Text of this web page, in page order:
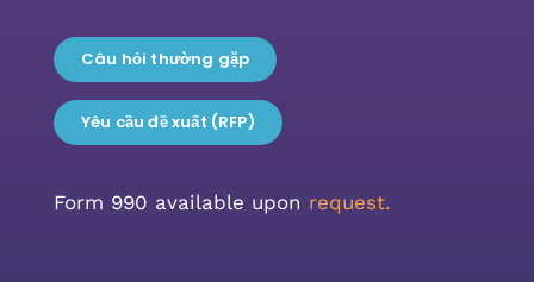
Câu hỏi thường gặp
Yêu cầu đề xuất (RFP)
Form 990 available upon request.